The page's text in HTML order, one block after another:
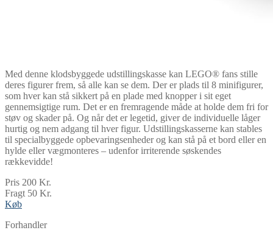
Med denne klodsbyggede udstillingskasse kan LEGO® fans stille
deres figurer frem, så alle kan se dem. Der er plads til 8 minifigurer,
som hver kan stå sikkert på en plade med knopper i sit eget
gennemsigtige rum. Det er en fremragende måde at holde dem fri for
støv og skader på. Og når det er legetid, giver de individuelle låger
hurtig og nem adgang til hver figur. Udstillingskasserne kan stables
til specialbyggede opbevaringsenheder og kan stå på et bord eller en
hylde eller vægmonteres – udenfor irriterende søskendes
rækkevidde!
Pris 200 Kr.
Fragt 50 Kr.
Køb
Forhandler